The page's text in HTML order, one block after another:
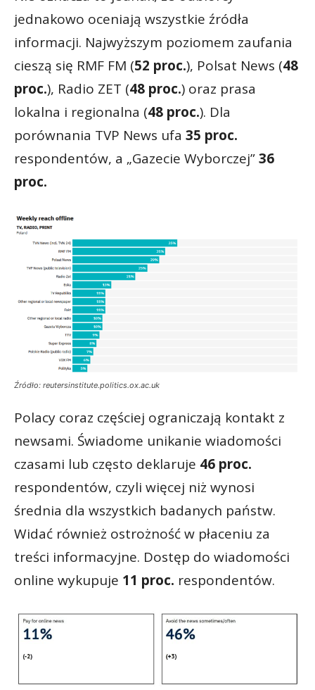
jednakowo oceniają wszystkie źródła
informacji. Najwyższym poziomem zaufania
cieszą się RMF FM (52 proc.), Polsat News (48
proc.), Radio ZET (48 proc.) oraz prasa
lokalna i regionalna (48 proc.). Dla
porównania TVP News ufa 35 proc.
respondentów, a „Gazecie Wyborczej”36
proc.
Źródło: reutersinstitute.politics.ox.ac.uk
Polacy coraz częściej ograniczają kontakt z
newsami. Świadome unikanie wiadomości
czasami lub często deklaruje 46 proc.
respondentów, czyli więcej niż wynosi
średnia dla wszystkich badanych państw.
Widać również ostrożność w płaceniu za
treści informacyjne. Dostęp do wiadomości
online wykupuje 11 proc. respondentów.